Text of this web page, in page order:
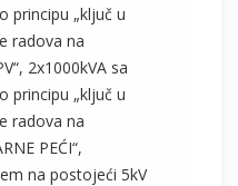
principu „ključ u
radova na
2x1000kVA sa
principu „ključ u
radova na
PEĆI“,
na postojeći 5kV